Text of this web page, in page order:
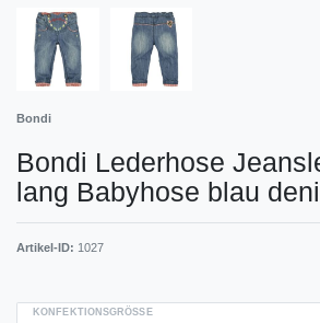
Bondi
Bondi Lederhose
lang Babyhose blau
Artikel-ID: 1027
KONFEKTIONSGRÖSSE